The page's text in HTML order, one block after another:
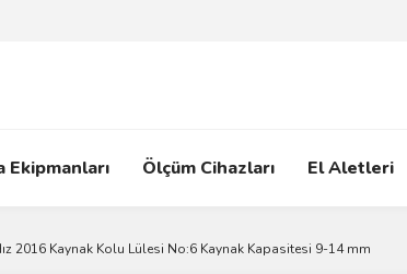
Ekipmanları Ölçüm Cihazları El Aletleri
2016 Kaynak Kolu Lülesi No:6 Kaynak Kapasitesi 9-14 mm